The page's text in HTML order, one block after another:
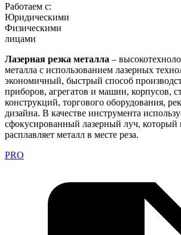
Работаем с:
Юридическими
Физическими
лицами
Лазерная резка металла –
металла с использованием лазерных
экономичный, быстрый способ
приборов, агрегатов и машин, корпусов,
конструкций, торгового оборудования,
дизайна. В качестве инструмента
сфокусированный лазерный луч, который
расплавляет металл в месте реза.
PRO